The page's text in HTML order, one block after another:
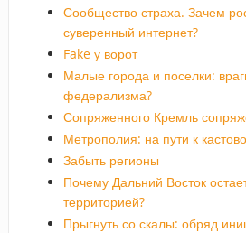
Сообщество страха. Зачем
суверенный интернет?
Fake у ворот
Малые города и поселки:
федерализма?
Сопряженного Кремль
Метрополия: на пути к
Забыть регионы
Почему Дальний Восток
территорией?
Прыгнуть со скалы: обряд